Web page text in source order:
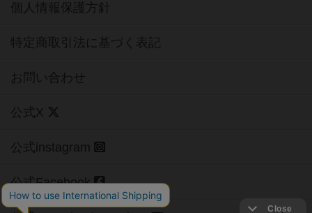
個人情報保護方針
特定商取引法に基づく表記
お問い合わせ
公式X
公式instagram
公式Facebook